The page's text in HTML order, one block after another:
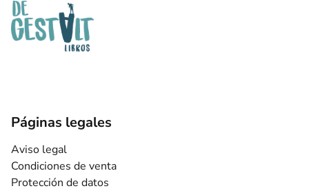
Páginas legales
Aviso legal
Condiciones de venta
Protección de datos